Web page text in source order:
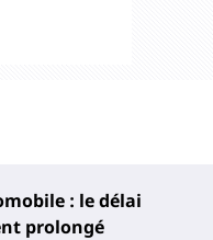
: le délai
prolongé